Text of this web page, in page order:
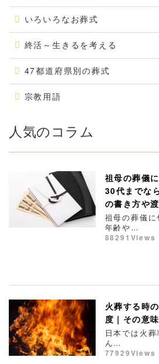
いろいろなお葬式
終活～生きるを考える
47都道府県別の葬式
宗教用語
人気のコラム
祖母の葬儀
30代までな
の書き方や
祖母の葬儀に
年齢や…
88291Views
火葬する時
度｜その意
日本では火
ん…
77929Views